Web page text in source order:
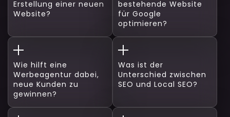
Erstellung einer neuen
Website?
bestehende Website
für Google
optimieren?
Wie hilft eine
Werbeagentur dabei,
neue Kunden zu
gewinnen?
Was ist der
Unterschied zwischen
SEO und Local SEO?